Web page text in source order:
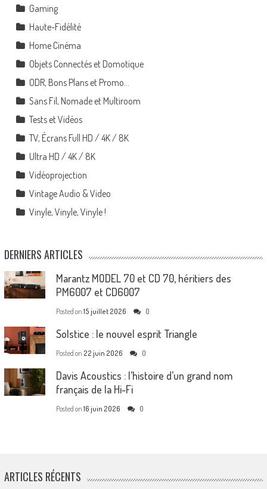
Gaming
Haute-Fidélité
Home Cinéma
Objets Connectés et Domotique
ODR, Bons Plans et Promo…
Sans Fil, Nomade et Multiroom
Tests et Vidéos
TV, Écrans Full HD / 4K / 8K
Ultra HD / 4K / 8K
Vidéoprojection
Vintage Audio & Video
Vinyle, Vinyle, Vinyle !
DERNIERS ARTICLES
Marantz MODEL 70 et CD 70, héritiers des
PM6007 et CD6007
Posted on 15 juillet 2026 0
Solstice : le nouvel esprit Triangle
Posted on 22 juin 2026 0
Davis Acoustics : l’histoire d’un grand nom
français de la Hi-Fi
Posted on 16 juin 2026 0
ARTICLES RÉCENTS